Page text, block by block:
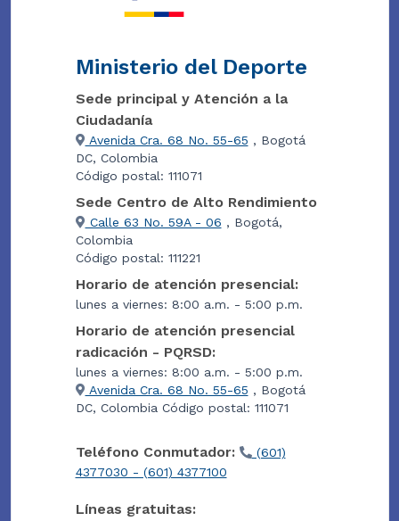
Ministerio del Deporte
Sede principal y Atención a la
Ciudadanía
Avenida Cra. 68 No. 55-65 , Bogotá
DC, Colombia
Código postal: 111071
Sede Centro de Alto Rendimiento
Calle 63 No. 59A - 06 , Bogotá,
Colombia
Código postal: 111221
Horario de atención presencial:
lunes a viernes: 8:00 a.m. - 5:00 p.m.
Horario de atención presencial
radicación - PQRSD:
lunes a viernes: 8:00 a.m. - 5:00 p.m.
Avenida Cra. 68 No. 55-65 , Bogotá
DC, Colombia Código postal: 111071
Teléfono Conmutador:
(601)
4377030 - (601) 4377100
Líneas gratuitas: